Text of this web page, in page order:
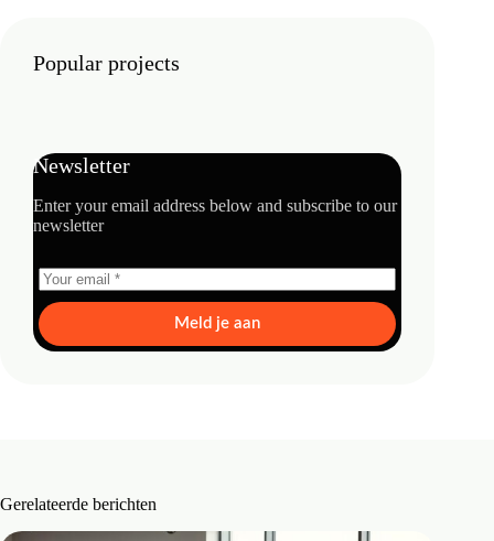
Popular projects
Newsletter
Enter your email address below and subscribe to our
newsletter
Meld je aan
Gerelateerde berichten